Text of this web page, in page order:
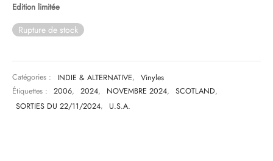
Edition limitée
Rupture de stock
Catégories : INDIE & ALTERNATIVE,
Vinyles
Étiquettes :
2006, 2024, NOVEMBRE 2024, SCOTLAND,
SORTIES DU 22/11/2024, U.S.A.